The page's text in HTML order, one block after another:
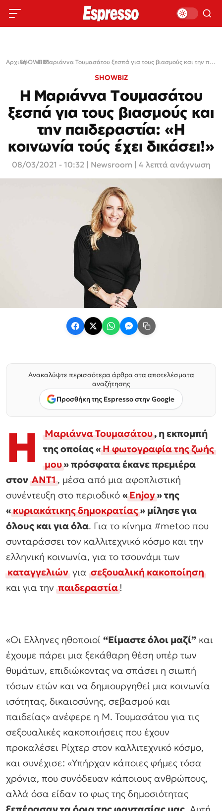
Αρχική›
SHOWBIZ› Η Mαριάννα Τουμασάτου ξεσπά για τους βιασμούς και την παιδεραστία: «Η κοινωνία τούς έχει δικάσει!»
SHOWBIZ
Η Mαριάννα Τουμασάτου
ξεσπά για τους βιασμούς και
την παιδεραστία: «Η
κοινωνία τούς έχει δικάσει!»
08/03/2021 - 10:32 Newsroom | 4 λεπτά ανάγνωση
Ανακαλύψτε περισσότερα άρθρα στα αποτελέσματα
αναζήτησης
Προσθήκη της Espresso στην Google
H Mαριάννα Τουμασάτου, η εκπομπή
της οποίας «Η φωτογραφία της ζωής
μου» πρόσφατα έκανε πρεμιέρα
στονΑΝΤ1, μέσα από μια αφοπλιστική
συνέντευξη στο περιοδικό «Enjoy» της
«κυριακάτικης δημοκρατίας» μίλησε για
όλους και για όλα. Για το κίνημα #metoo που
συνταράσσει τον καλλιτεχνικό κόσμο και την
ελληνική κοινωνία, για το τσουνάμι των
καταγγελιώνγιασεξουαλική κακοποίηση
και για τηνπαιδεραστία!
«Οι Ελληνες ηθοποιοί “Είμαστε όλοι μαζί” και
έχουμε πάρει μια ξεκάθαρη θέση υπέρ των
θυμάτων, επιδιώκοντας να σπάσει η σιωπή
τόσων ετών και να δημιουργηθεί μια κοινωνία
ισότητας, δικαιοσύνης, σεβασμού και
παιδείας» ανέφερε η Μ. Τουμασάτου για τις
σεξουαλικές κακοποιήσεις που έχουν
προκαλέσει Ρίχτερ στον καλλιτεχνικό κόσμο,
και συνέχισε: «Υπήρχαν κάποιες φήμες τόσα
χρόνια, που συνόδευαν κάποιους ανθρώπους,
αλλά όσα είδαν το φως της δημοσιότητας